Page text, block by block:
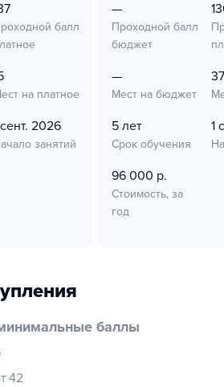
балл
на платное
2026
занятий
—
Проходной балл
бюджет
—
Мест на бюджет
37
5 лет
Срок обучения
1
96 000 р.
Стоимость, за
год
баллы
42